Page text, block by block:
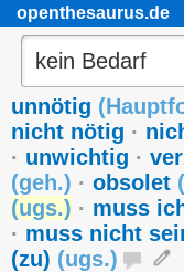
openthesaurus.de
unnötig (
nicht nötig ·
· unwichtig ·
(geh.) · obsolet (
(ugs.) · muss
· muss nicht
(zu) (ugs.)